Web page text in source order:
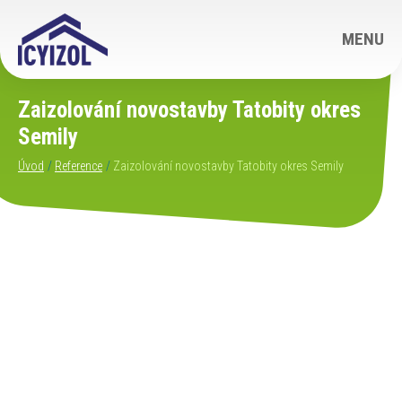
MENU
Zaizolování novostavby Tatobity okres
Semily
Úvod Reference Zaizolování novostavby Tatobity okres Semily